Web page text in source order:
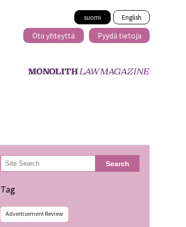
suomi English
Ota yhteyttä Pyydä tietoja
検
索 Search
Tag
Advertisement Review